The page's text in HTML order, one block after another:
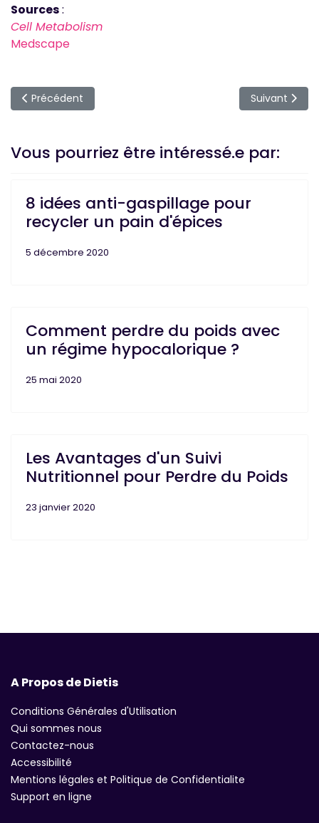
Sources:
Cell Metabolism
Medscape
Article précédent : 5 idées de goûter à partager avec les
Précédent Article
Suivant
Vous pourriez être intéressé.e par:
8 idées anti-gaspillage pour
recycler un pain d'épices
5 décembre 2020
Comment perdre du poids avec
un régime hypocalorique ?
25 mai 2020
Les Avantages d'un Suivi
Nutritionnel pour Perdre du Poids
23 janvier 2020
A Propos de Dietis
Conditions Générales d'Utilisation
Qui sommes nous
Contactez-nous
Accessibilité
Mentions légales et Politique de Confidentialite
Support en ligne